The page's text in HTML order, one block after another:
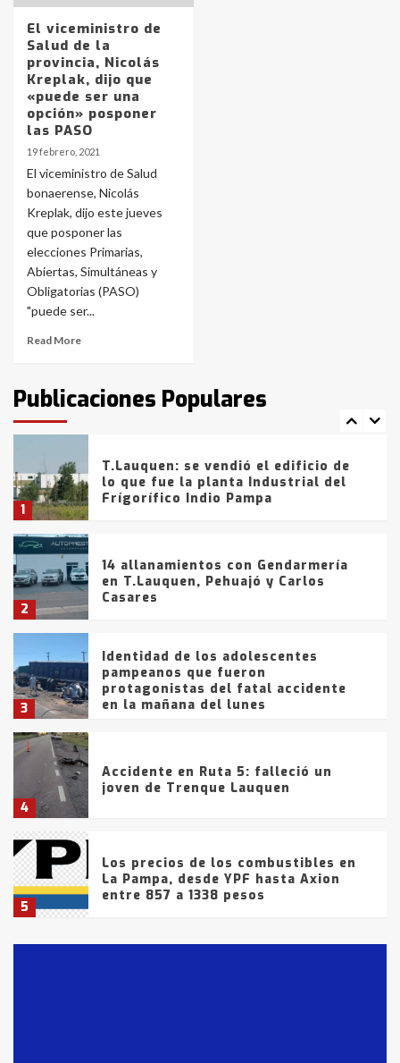
El viceministro de
Salud de la
provincia, Nicolás
Kreplak, dijo que
«puede ser una
opción» posponer
las PASO
19 febrero, 2021
El viceministro de Salud
bonaerense, Nicolás
Kreplak, dijo este jueves
que posponer las
elecciones Primarias,
Abiertas, Simultáneas y
Obligatorias (PASO)
"puede ser...
Read More
Publicaciones Populares
en la mañana del lunes
4
Accidente en Ruta 5: falleció un
joven de Trenque Lauquen
5
Los precios de los combustibles en
entre 857 a 1338 pesos
6
La Bolsa de Cereales de Bahía
Blanca anticipa que Agosto vendrá
con lluvias y heladas, en gran parte
fueron detenidos por
comercialización de drogas en la
tarde del sábado
1
T.Lauquen: se vendió el edificio de
lo que fue la planta Industrial del
Frígorífico Indio Pampa
2
14 allanamientos con Gendarmería
en T.Lauquen, Pehuajó y Carlos
Casares
3
Identidad de los adolescentes
pampeanos que fueron
protagonistas del fatal accidente
en la mañana del lunes
4
Accidente en Ruta 5: falleció un
joven de Trenque Lauquen
5
Los precios de los combustibles en
La Pampa, desde YPF hasta Axion
entre 857 a 1338 pesos